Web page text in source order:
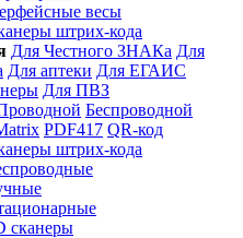
весы
штрих-кода
Для Честного ЗНАКа Для
Для аптеки Для ЕГАИС
Для ПВЗ
Беспроводной
PDF417 QR-код
штрих-кода
сканеры